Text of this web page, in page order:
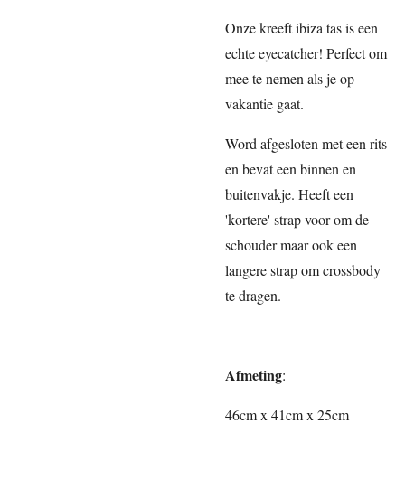
Onze kreeft ibiza tas is een
echte eyecatcher! Perfect om
mee te nemen als je op
vakantie gaat.
Word afgesloten met een rits
en bevat een binnen en
buitenvakje. Heeft een
'kortere' strap voor om de
schouder maar ook een
langere strap om crossbody
te dragen.
Afmeting:
46cm x 41cm x 25cm